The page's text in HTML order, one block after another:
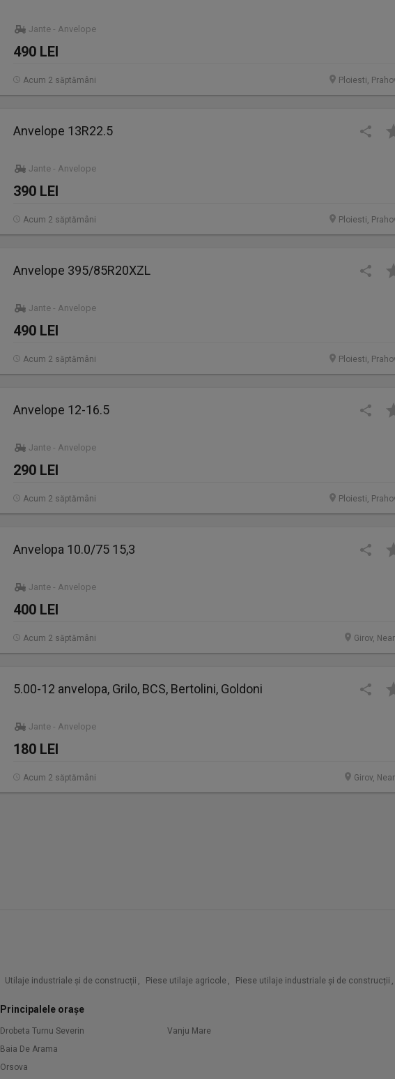
Jante - Anvelope
490 LEI
Ploiesti,
Acum 2 săptămâni
Anvelope 13R22.5
Jante - Anvelope
390 LEI
Ploiesti,
Acum 2 săptămâni
Anvelope 395/85R20XZL
Jante - Anvelope
490 LEI
Ploiesti,
Acum 2 săptămâni
Anvelope 12-16.5
Jante - Anvelope
290 LEI
Ploiesti,
Acum 2 săptămâni
Anvelopa 10.0/75 15,3
Jante - Anvelope
400 LEI
Girov,
Acum 2 săptămâni
5.00-12 anvelopa, Grilo, BCS, Bertolini, Goldoni
Jante - Anvelope
180 LEI
Girov,
Acum 2 săptămâni
Utilaje industriale și de construcții , Piese utilaje agricole , Piese utilaje industriale și de construcții ,
Principalele orașe
Drobeta Turnu Severin
Baia De Arama
Orsova
Vanju Mare